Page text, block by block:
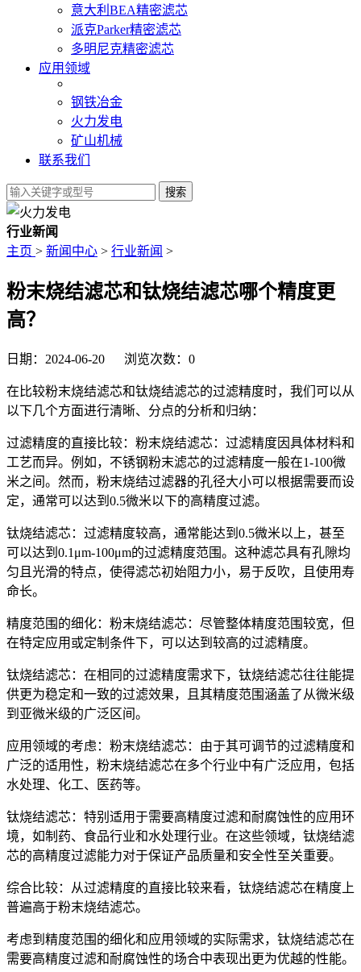
意大利BEA精密滤芯
派克Parker精密滤芯
多明尼克精密滤芯
应用领域
钢铁冶金
火力发电
矿山机械
联系我们
行业新闻
主页 > 新闻中心 > 行业新闻 >
粉末烧结滤芯和钛烧结滤芯哪个精度更
高？
日期：2024-06-20 浏览次数： 0
在比较粉末烧结滤芯和钛烧结滤芯的过滤精度时，我们可以从
以下几个方面进行清晰、分点的分析和归纳：
过滤精度的直接比较：粉末烧结滤芯：过滤精度因具体材料和
工艺而异。例如，不锈钢粉末滤芯的过滤精度一般在1-100微
米之间。然而，粉末烧结过滤器的孔径大小可以根据需要而设
定，通常可以达到0.5微米以下的高精度过滤。
钛烧结滤芯：过滤精度较高，通常能达到0.5微米以上，甚至
可以达到0.1μm-100μm的过滤精度范围。这种滤芯具有孔隙均
匀且光滑的特点，使得滤芯初始阻力小，易于反吹，且使用寿
命长。
精度范围的细化：粉末烧结滤芯：尽管整体精度范围较宽，但
在特定应用或定制条件下，可以达到较高的过滤精度。
钛烧结滤芯：在相同的过滤精度需求下，钛烧结滤芯往往能提
供更为稳定和一致的过滤效果，且其精度范围涵盖了从微米级
到亚微米级的广泛区间。
应用领域的考虑：粉末烧结滤芯：由于其可调节的过滤精度和
广泛的适用性，粉末烧结滤芯在多个行业中有广泛应用，包括
水处理、化工、医药等。
钛烧结滤芯：特别适用于需要高精度过滤和耐腐蚀性的应用环
境，如制药、食品行业和水处理行业。在这些领域，钛烧结滤
芯的高精度过滤能力对于保证产品质量和安全性至关重要。
综合比较：从过滤精度的直接比较来看，钛烧结滤芯在精度上
普遍高于粉末烧结滤芯。
考虑到精度范围的细化和应用领域的实际需求，钛烧结滤芯在
需要高精度过滤和耐腐蚀性的场合中表现出更为优越的性能。